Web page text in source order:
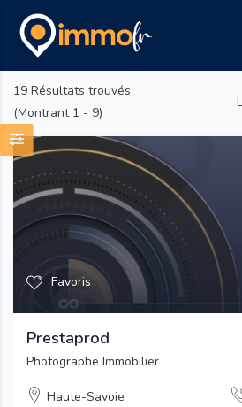
19 Résultats trouvés
(Montrant 1 - 9)
Favoris
Prestaprod
Photographe Immobilier
Haute-Savoie